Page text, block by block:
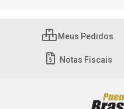
Meus Pedidos
Notas Fiscais